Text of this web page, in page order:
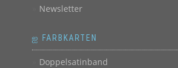
Newsletter
ஐ FARBKARTEN
Doppelsatinband